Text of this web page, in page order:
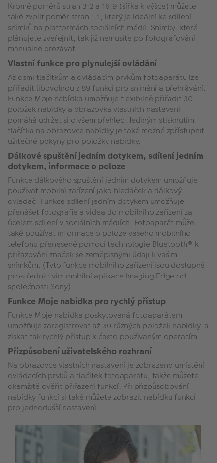
Kromě poměrů stran 3:2 a 16:9 (šířka k výšce) můžete
také zvolit poměr stran 1:1, který je ideální ke sdílení
snímků na platformách sociálních médií. Snímky, které
plánujete zveřejnit, tak již nemusíte po fotografování
manuálně ořezávat.
Vlastní funkce pro plynulejší ovládání
Až osmi tlačítkům a ovládacím prvkům fotoaparátu lze
přiřadit libovolnou z 89 funkcí pro snímání a přehrávání.
Funkce Moje nabídka umožňuje flexibilně přiřadit 30
položek nabídky a obrazovka vlastních nastavení
pomáhá udržet si o všem přehled. Jediným stisknutím
tlačítka na obrazovce nabídky je také možné zpřístupnit
užitečné pokyny pro položky nabídky.
Dálkové spuštění jedním dotykem, sdílení jedním
dotykem, informace o poloze
Funkce dálkového spuštění jedním dotykem umožňuje
používat mobilní zařízení jako hledáček a dálkový
ovladač. Funkce sdílení jedním dotykem umožňuje
přenášet fotografie a videa do mobilního zařízení za
účelem sdílení v sociálních médiích. Fotoaparát může
také používat informace o poloze vašeho mobilního
telefonu přenesené pomocí technologie Bluetooth® k
přiřazování značek se zeměpisnými údaji k vašim
snímkům. (Tyto funkce mobilního zařízení jsou dostupné
prostřednictvím mobilní aplikace Imaging Edge od
společnosti Sony)
Funkce Moje nabídka pro rychlý přístup
Funkce Moje nabídka poskytovaná fotoaparátem
umožňuje zaregistrovat až 30 různých položek nabídky, a
získat tak rychlý přístup k často používaným operacím.
Přizpůsobení uživatelského rozhraní
Na obrazovce vlastních nastavení je zobrazeno umístění
ovládacích prvků a tlačítek fotoaparátu, takže můžete
okamžitě ověřit přiřazení funkcí. Při přizpůsobování
nabídky funkcí si také můžete zobrazit nabídku funkcí
pro jednodušší nastavení.